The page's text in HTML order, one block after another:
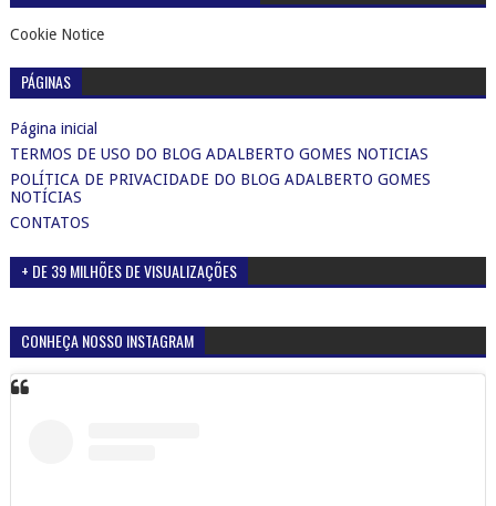
Cookie Notice
PÁGINAS
Página inicial
TERMOS DE USO DO BLOG ADALBERTO GOMES NOTICIAS
POLÍTICA DE PRIVACIDADE DO BLOG ADALBERTO GOMES
NOTÍCIAS
CONTATOS
+ DE 39 MILHÕES DE VISUALIZAÇÕES
CONHEÇA NOSSO INSTAGRAM